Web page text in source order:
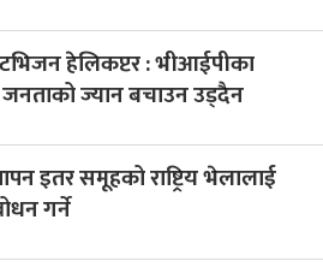
हेलिकप्टर : भीआईपीका
ज्यान बचाउन उड्दैन
इतर समूहको राष्ट्रिय भेलालाई
गर्ने